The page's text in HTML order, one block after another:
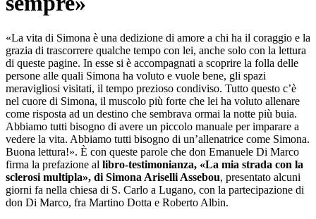
«La vita di Simona è una dedizione di amore a chi ha il coraggio e la
grazia di trascorrere qualche tempo con lei, anche solo con la lettura
di queste pagine. In esse si è accompagnati a scoprire la folla delle
persone alle quali Simona ha voluto e vuole bene, gli spazi
meravigliosi visitati, il tempo prezioso condiviso. Tutto questo c’è
nel cuore di Simona, il muscolo più forte che lei ha voluto allenare
come risposta ad un destino che sembrava ormai la notte più buia.
Abbiamo tutti bisogno di avere un piccolo manuale per imparare a
vedere la vita. Abbiamo tutti bisogno di un’allenatrice come Simona.
Buona lettura!». È con queste parole che don Emanuele Di Marco
firma la prefazione al libro-testimonianza, «La mia strada con la
sclerosi multipla», di Simona Ariselli Assebou, presentato alcuni
giorni fa nella chiesa di S. Carlo a Lugano, con la partecipazione di
don Di Marco, fra Martino Dotta e Roberto Albin.